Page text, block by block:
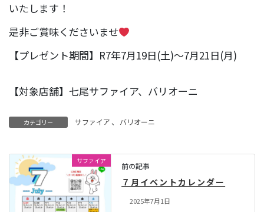
いたします！
是非ご賞味くださいませ
【プレゼント期間】R7年7月19日(土)～7月21日(月)
【対象店舗】七尾サファイア、バリオーニ
カテゴリー サファイア 、 バリオーニ
サファイア
前の記事
７月イベントカレンダー
2025年7月1日